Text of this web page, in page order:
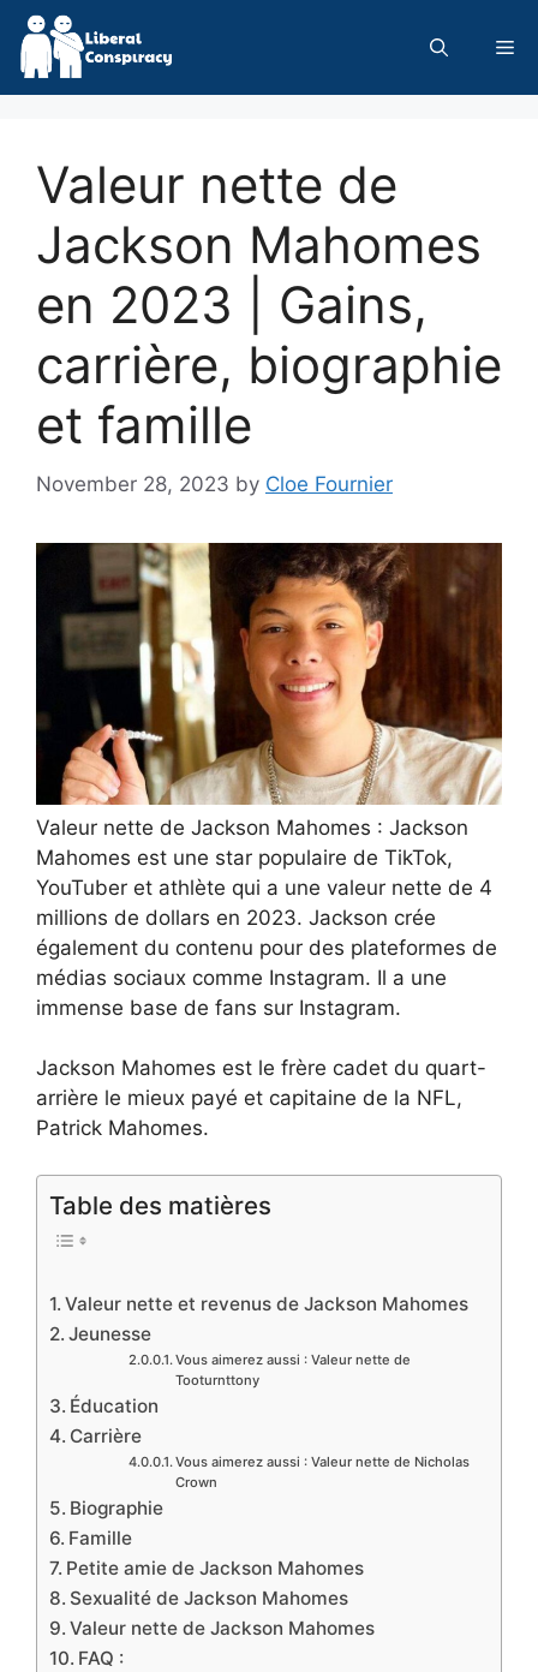
Skip
content
Valeur nette de
Jackson Mahomes
en 2023 | Gains,
carrière, biographie
et famille
November 28, 2023 by Cloe Fournier
Valeur nette de Jackson Mahomes : Jackson
Mahomes est une star populaire de TikTok,
YouTuber et athlète qui a une valeur nette de 4
millions de dollars en 2023. Jackson crée
également du contenu pour des plateformes de
médias sociaux comme Instagram. Il a une
immense base de fans sur Instagram.
Jackson Mahomes est le frère cadet du quart-
arrière le mieux payé et capitaine de la NFL,
Patrick Mahomes.
Table des matières
Valeur nette et revenus de Jackson Mahomes
Jeunesse
Vous aimerez aussi : Valeur nette de
Tooturnttony
Éducation
Carrière
Vous aimerez aussi : Valeur nette de Nicholas
Crown
Biographie
Famille
Petite amie de Jackson Mahomes
Sexualité de Jackson Mahomes
Valeur nette de Jackson Mahomes
FAQ :